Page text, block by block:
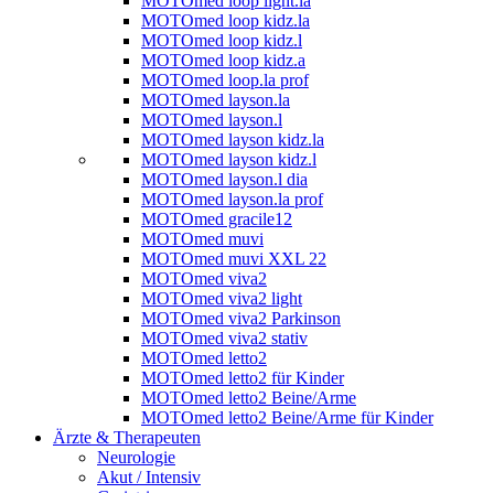
MOTOmed loop kidz.la
MOTOmed loop kidz.l
MOTOmed loop kidz.a
MOTOmed loop.la prof
MOTOmed layson.la
MOTOmed layson.l
MOTOmed layson kidz.la
MOTOmed layson kidz.l
MOTOmed layson.l dia
MOTOmed layson.la prof
MOTOmed gracile12
MOTOmed muvi
MOTOmed muvi XXL 22
MOTOmed viva2
MOTOmed viva2 light
MOTOmed viva2 Parkinson
MOTOmed viva2 stativ
MOTOmed letto2
MOTOmed letto2 für Kinder
MOTOmed letto2 Beine/Arme
MOTOmed letto2 Beine/Arme für Kinder
Ärzte & Therapeuten
Neurologie
Akut / Intensiv